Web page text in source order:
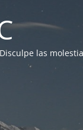
las